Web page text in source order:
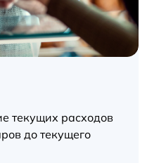
текущих расходов
до текущего